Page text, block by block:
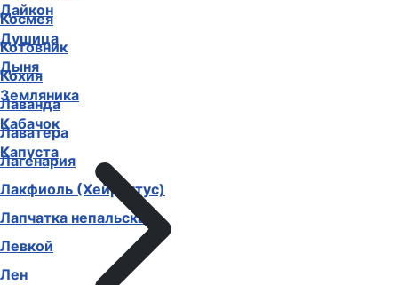
Космея
Котовник
Кохия
Лаванда
Лаватера
Лагенария
Лакфиоль (Хейрантус)
Лапчатка непальская
Левкой
Лен
Дайкон
Душица
Дыня
Земляника
Кабачок
Капуста